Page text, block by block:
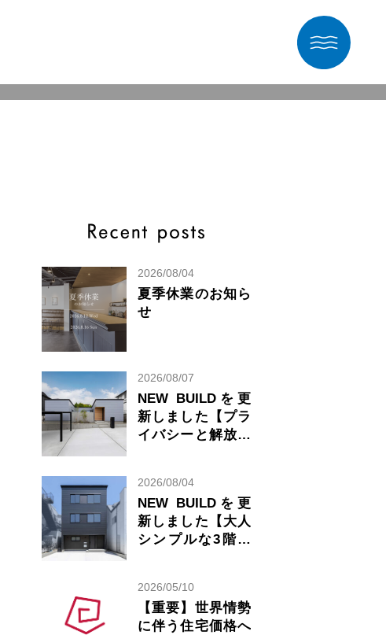
2026/08/04
夏季休業のお知ら
せ
2026/08/07
NEW BUILDを更
新しました【プラ
イバシーと解放感
2026/08/04
NEW BUILDを更
新しました【大人
シンプルな3階建
2026/05/10
【重要】世界情勢
に伴う住宅価格へ